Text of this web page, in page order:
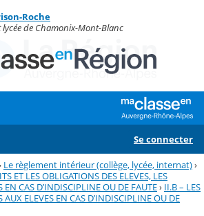
Roche
lycée de Chamonix-Mont-Blanc
Se connecter
Le règlement intérieur (collège, lycée, internat)›
ET LES OBLIGATIONS DES ELEVES, LES
EN CAS D’INDISCIPLINE OU DE FAUTE› II.B – LES
AUX ELEVES EN CAS D’INDISCIPLINE OU DE